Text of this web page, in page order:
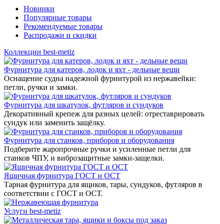
Новинки
Популярные товары
Рекомендуемые товары
Распродажи и скидки
Коллекции best-metiz
Фурнитура для катеров, лодок и яхт - дельные вещи
Оснащение судна надежной фурнитурой из нержавейки:
петли, ручки и замки.
Фурнитура для шкатулок, футляров и сундуков
Декоративный крепеж для разных целей: отреставрировать
сундук или заменить защёлку.
Фурнитура для станков, приборов и оборудования
Подберите жаропрочные ручки и усиленные петли для
станков ЧПУ, и виброзащитные замки-защелки.
Ящичная фурнитура ГОСТ и ОСТ
Тарная фурнитура для ящиков, тары, сундуков, футляров в
соответствии с ГОСТ и ОСТ.
Услуги best-metiz